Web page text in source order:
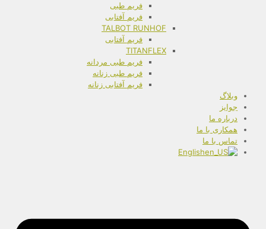
فریم طبی
فریم آفتابی
TALBOT RUNHOF
فریم آفتابی
TITANFLEX
فریم طبی مردانه
فریم طبی زنانه
فریم آفتابی زنانه
وبلاگ
جوایز
درباره ما
همکاری با ما
تماس با ما
English